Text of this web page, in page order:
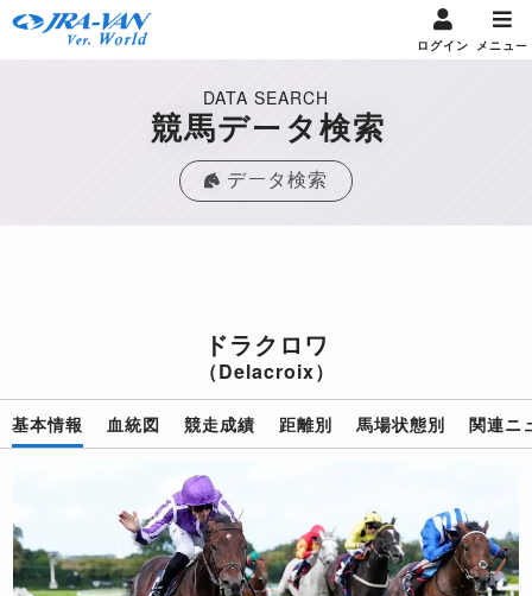
ログイン メニュー
DATA SEARCH
競馬データ検索
データ検索
ドラクロワ
（Delacroix）
基本情報 血統図 競走成績 距離別 馬場状態別 関連ニ